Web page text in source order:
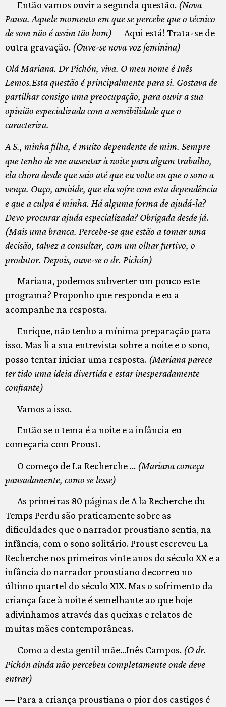
— Então vamos ouvir a segunda questão. (Nova
Pausa. Aquele momento em que se percebe que o técnico
de som não é assim tão bom) —Aqui está! Trata-se de
outra gravação. (Ouve-se nova voz feminina)
Olá Mariana. Dr Pichón, viva. O meu nome é Inês
Lemos.Esta questão é principalmente para si. Gostava de
partilhar consigo uma preocupação, para ouvir a sua
opinião especializada com a sensibilidade que o
caracteriza.
A S., minha filha, é muito dependente de mim. Sempre
que tenho de me ausentar à noite para algum trabalho,
ela chora desde que saio até que eu volte ou que o sono a
vença. Ouço, amiúde, que ela sofre com esta dependência
e que a culpa é minha. Há alguma forma de ajudá-la?
Devo procurar ajuda especializada? Obrigada desde já.
(Mais uma branca. Percebe-se que estão a tomar uma
decisão, talvez a consultar, com um olhar furtivo, o
produtor. Depois, ouve-se o dr. Pichón)
— Mariana, podemos subverter um pouco este
programa? Proponho que responda e eu a
acompanhe na resposta.
— Enrique, não tenho a mínima preparação para
isso. Mas li a sua entrevista sobre a noite e o sono,
posso tentar iniciar uma resposta. (Mariana parece
ter tido uma ideia divertida e estar inesperadamente
confiante)
— Vamos a isso.
— Então se o tema é a noite e a infância eu
começaria com Proust.
— O começo de La Recherche … (Mariana começa
pausadamente, como se lesse)
— As primeiras 80 páginas de A la Recherche du
Temps Perdu são praticamente sobre as
dificuldades que o narrador proustiano sentia, na
infância, com o sono solitário. Proust escreveu La
Recherche nos primeiros vinte anos do século XX e a
infância do narrador proustiano decorreu no
último quartel do século XIX. Mas o sofrimento da
criança face à noite é semelhante ao que hoje
adivinhamos através das queixas e relatos de
muitas mães contemporâneas.
— Como a desta gentil mãe…Inês Campos. (O dr.
Pichón ainda não percebeu completamente onde deve
entrar)
— Para a criança proustiana o pior dos castigos é